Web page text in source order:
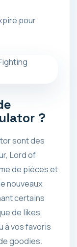
pour
?
sont des
Lord of
de pièces et
nouveaux
certains
de likes,
à vos favoris
goodies.